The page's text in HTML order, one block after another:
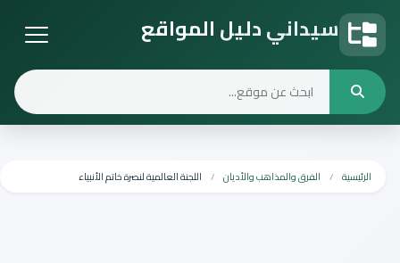
سيداني دليل المواقع
الرئيسية الفرق والمذاهب والأديان اللجنة العالمية لنصرة خاتم الأنبياء